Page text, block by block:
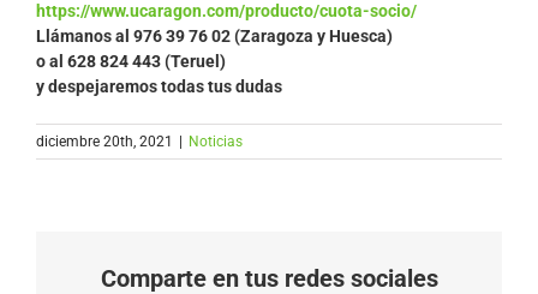
https://www.ucaragon.com/producto/cuota-socio/
Llámanos al 976 39 76 02 (Zaragoza y Huesca)
o al 628 824 443 (Teruel)
y despejaremos todas tus dudas
diciembre 20th, 2021 Noticias
Comparte en tus redes sociales